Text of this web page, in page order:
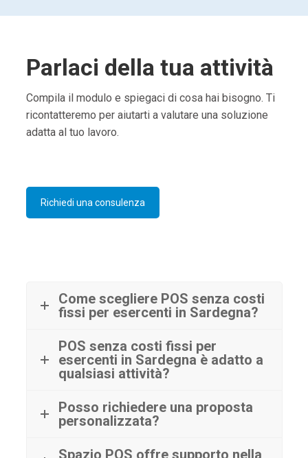
Parlaci della tua attività
Compila il modulo e spiegaci di cosa hai bisogno. Ti
ricontatteremo per aiutarti a valutare una soluzione
adatta al tuo lavoro.
Richiedi una consulenza
Come scegliere POS senza costi
fissi per esercenti in Sardegna?
POS senza costi fissi per
esercenti in Sardegna è adatto a
qualsiasi attività?
Posso richiedere una proposta
personalizzata?
Spazio POS offre supporto nella